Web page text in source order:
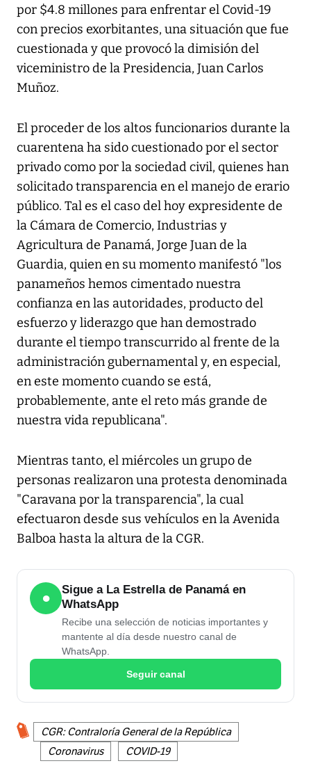
por $4.8 millones para enfrentar el Covid-19
con precios exorbitantes, una situación que fue
cuestionada y que provocó la dimisión del
viceministro de la Presidencia, Juan Carlos
Muñoz.
El proceder de los altos funcionarios durante la
cuarentena ha sido cuestionado por el sector
privado como por la sociedad civil, quienes han
solicitado transparencia en el manejo de erario
público. Tal es el caso del hoy expresidente de
la Cámara de Comercio, Industrias y
Agricultura de Panamá, Jorge Juan de la
Guardia, quien en su momento manifestó "los
panameños hemos cimentado nuestra
confianza en las autoridades, producto del
esfuerzo y liderazgo que han demostrado
durante el tiempo transcurrido al frente de la
administración gubernamental y, en especial,
en este momento cuando se está,
probablemente, ante el reto más grande de
nuestra vida republicana".
Mientras tanto, el miércoles un grupo de
personas realizaron una protesta denominada
"Caravana por la transparencia", la cual
efectuaron desde sus vehículos en la Avenida
Balboa hasta la altura de la CGR.
●
Sigue a La Estrella de Panamá en
WhatsApp
Recibe una selección de noticias importantes y
mantente al día desde nuestro canal de
WhatsApp.
Seguir canal
CGR: Contraloría General de la República
Coronavirus
COVID-19